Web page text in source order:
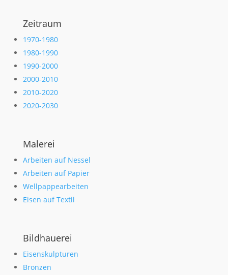
Zeitraum
1970-1980
1980-1990
1990-2000
2000-2010
2010-2020
2020-2030
Malerei
Arbeiten auf Nessel
Arbeiten auf Papier
Wellpappearbeiten
Eisen auf Textil
Bildhauerei
Eisenskulpturen
Bronzen